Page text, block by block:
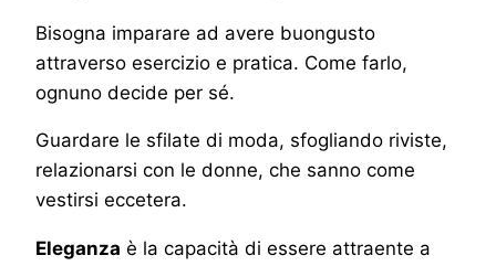
Bisogna imparare ad avere buongusto
attraverso esercizio e pratica. Come farlo,
ognuno decide per sé.
Guardare le sfilate di moda, sfogliando riviste,
relazionarsi con le donne, che sanno come
vestirsi eccetera.
Eleganza è la capacità di essere attraente a